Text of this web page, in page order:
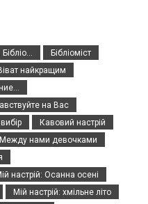
Бібліо...
Бібліоміст
найкращим
на Вас
Кавовий настрій
Между нами девочками
настрій: Осанна осені
Мій настрій: хмільне літо